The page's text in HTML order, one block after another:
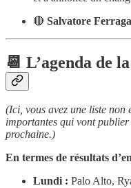
🔴 Salvatore
📆 L’agenda de
(Ici, vous avez une liste non
importantes qui vont
prochaine.)
En termes de résultats
Lundi : Palo Alto,